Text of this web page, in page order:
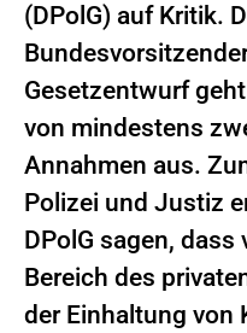
(DPolG) auf Kritik.
Gesetzentwurf
von mindestens
Annahmen aus.
Polizei und Justiz
DPolG sagen, dass
Bereich des
der Einhaltung von